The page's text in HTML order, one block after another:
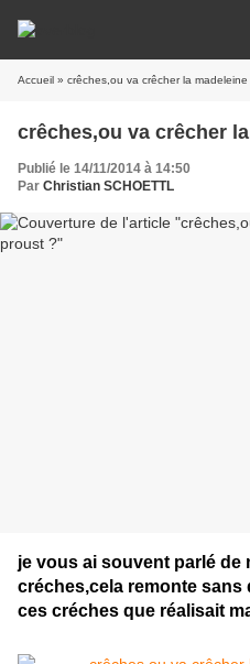
Accueil » crêches,ou va crêcher la
crêches,ou va crêcher
Publié le 14/11/2014 à 14:50
Par Christian SCHOETTL
je vous ai souvent parlé
créches,cela remonte sans
ces créches que réalisait